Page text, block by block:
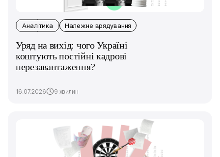
Аналітика Належне врядування
Уряд на вихід: чого Україні
коштують постійні кадрові
перезавантаження?
16.07.2026 9 хвилин